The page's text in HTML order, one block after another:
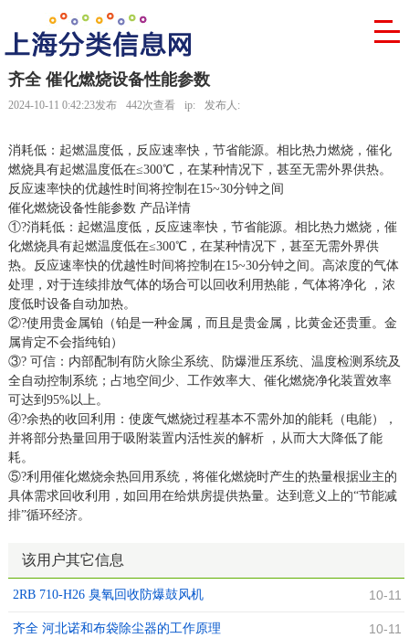
齐全 催化燃烧设备性能参数
2024-10-11 0:42:23发布 442次查看 ip: 发布人:
消耗低：起燃温度低，反应速率快，节省能源。相比热力燃烧，催化
燃烧具有起燃温度低在≤300℃，在某种情况下，甚至无需外界供热。
反应速率快的优越性时间将控制在15~30分钟之间
催化燃烧设备性能参数 产品详情
①?消耗低：起燃温度低，反应速率快，节省能源。相比热力燃烧，催
化燃烧具有起燃温度低在≤300℃，在某种情况下，甚至无需外界供
热。反应速率快的优越性时间将控制在15~30分钟之间。高浓度的气体
处理，对于连续排放气体的场合可以回收利用热能，气体将净化 ，浓
度低时设备自动加热。
②?使用贵金属铂（铂是一种金属，而且是贵金属，比黄金还贵重。金
属肯定不会指纯铂）
③? 可信：内部配制有防火除尘系统、防爆泄压系统、温度检测系统及
全自动控制系统；占地空间少、工作效率大、催化燃烧净化装置效率
可达到95%以上。
④?余热的收回利用：使废气燃烧过程基本不需外加的能耗（电能），
并将部分热量回用于吸附装置内活性炭的解析 ，从而大大降低了能
耗。
⑤?利用催化燃烧余热回用系统，将催化燃烧时产生的热量根据业主的
具体需求回收利用，如回用在给烘房提供热量。达到意义上的“节能减
排”循环经济。
该用户其它信息
2RB 710-H26 臭氧回收防爆鼓风机 10-11
齐全 河北诺和布袋除尘器的工作原理 10-11